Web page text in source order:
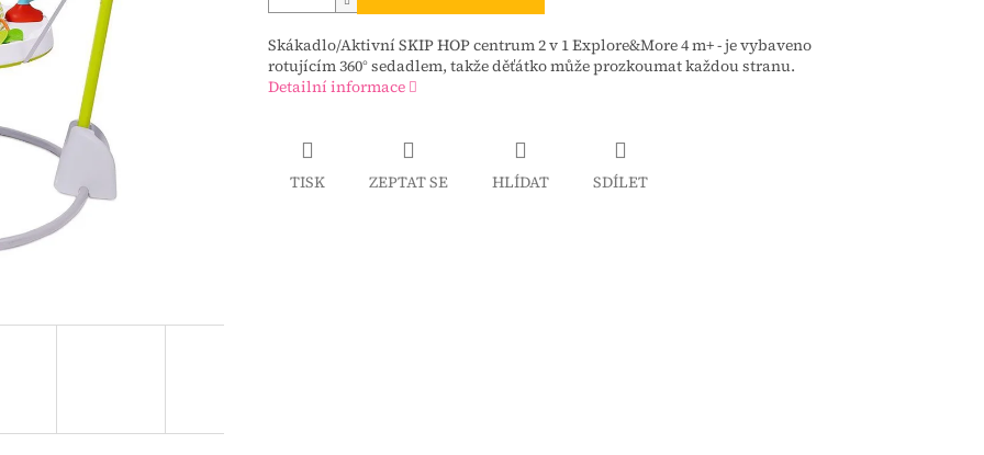
Skákadlo/Aktivní SKIP HOP centrum 2 v 1 Explore&More 4 m+ - je vybaveno
rotujícím 360° sedadlem, takže děťátko může prozkoumat každou stranu.
Detailní informace
TISK ZEPTAT SE HLÍDAT SDÍLET